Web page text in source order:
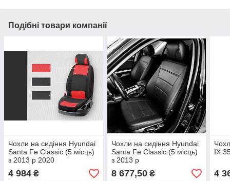
Подібні товари компанії
Чохли на сидіння Hyundai
Santa Fe Classic (5 місць)
з 2013 р 2020
4 984 ₴
Чохли на сидіння Hyundai
Santa Fe Classic (5 місць)
з 2013 р
8 677,50₴
IX
4